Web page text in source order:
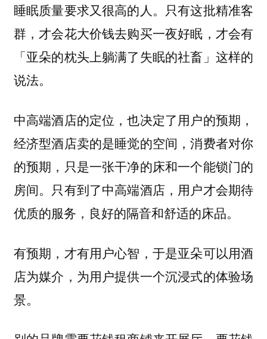
睡眠质量要求又很高的人。只有这批精准客
群，才会花大价钱去购买一夜好眠，才会有
「亚朵的枕头上躺满了失眠的社畜」这样的
说法。
中高端酒店的定位，也决定了用户的预期，
经济型酒店卖的是睡觉的空间，消费者对你
的预期，只是一张干净的床和一个能锁门的
房间。只有到了中高端酒店，用户才会期待
优质的服务，良好的隔音和舒适的床品。
有预期，才有用户心智，于是亚朵可以用酒
店为媒介，为用户提供一个沉浸式的体验场
景。